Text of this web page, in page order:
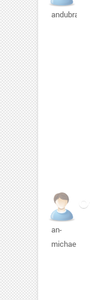
andubratoc
an-
michael